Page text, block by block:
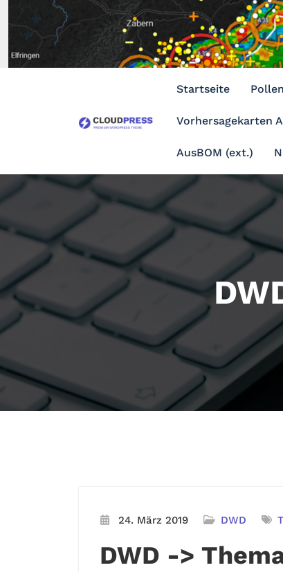
Inhalt
springen
Startseite
Vorhersagekarten
AusBOM (ext.)
24. März 2019 DWD
DWD ->